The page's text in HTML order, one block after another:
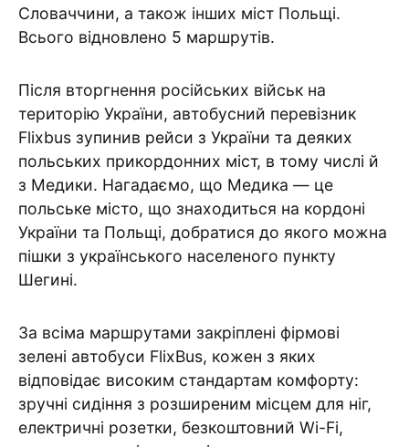
Словаччини, а також інших міст Польщі.
Всього відновлено 5 маршрутів.
Після вторгнення російських військ на
територію України, автобусний перевізник
Flixbus зупинив рейси з України та деяких
польських прикордонних міст, в тому числі й
з Медики. Нагадаємо, що Медика — це
польське місто, що знаходиться на кордоні
України та Польщі, добратися до якого можна
пішки з українського населеного пункту
Шегині.
За всіма маршрутами закріплені фірмові
зелені автобуси FlixBus, кожен з яких
відповідає високим стандартам комфорту:
зручні сидіння з розширеним місцем для ніг,
електричні розетки, безкоштовний Wi-Fi,